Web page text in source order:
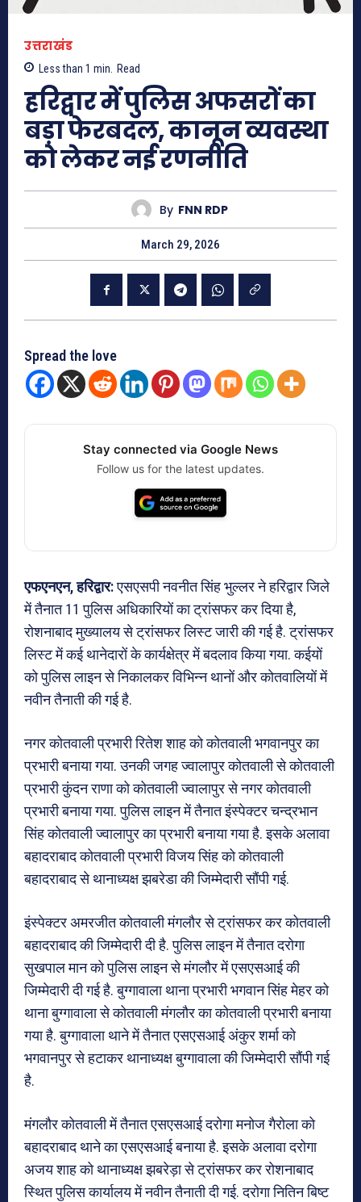
उत्तराखंड
Less than 1 min. Read
हरिद्वार में पुलिस अफसरों का
बड़ा फेरबदल, कानून व्यवस्था
को लेकर नई रणनीति
By FNN RDP
March 29, 2026
Spread the love
Stay connected via Google News
Follow us for the latest updates.
एफएनएन, हरिद्वार:एसएसपी नवनीत सिंह भुल्लर ने हरिद्वार जिले
में तैनात 11 पुलिस अधिकारियों का ट्रांसफर कर दिया है,
रोशनाबाद मुख्यालय से ट्रांसफर लिस्ट जारी की गई है. ट्रांसफर
लिस्ट में कई थानेदारों के कार्यक्षेत्र में बदलाव किया गया. कईयों
को पुलिस लाइन से निकालकर विभिन्न थानों और कोतवालियों में
नवीन तैनाती की गई है.
नगर कोतवाली प्रभारी रितेश शाह को कोतवाली भगवानपुर का
प्रभारी बनाया गया. उनकी जगह ज्वालापुर कोतवाली से कोतवाली
प्रभारी कुंदन राणा को कोतवाली ज्वालापुर से नगर कोतवाली
प्रभारी बनाया गया. पुलिस लाइन में तैनात इंस्पेक्टर चन्द्रभान
सिंह कोतवाली ज्वालापुर का प्रभारी बनाया गया है. इसके अलावा
बहादराबाद कोतवाली प्रभारी विजय सिंह को कोतवाली
बहादराबाद से थानाध्यक्ष झबरेडा की जिम्मेदारी सौंपी गई.
इंस्पेक्टर अमरजीत कोतवाली मंगलौर से ट्रांसफर कर कोतवाली
बहादराबाद की जिम्मेदारी दी है. पुलिस लाइन में तैनात दरोगा
सुखपाल मान को पुलिस लाइन से मंगलौर में एसएसआई की
जिम्मेदारी दी गई है. बुग्गावाला थाना प्रभारी भगवान सिंह मेहर को
थाना बुग्गावाला से कोतवाली मंगलौर का कोतवाली प्रभारी बनाया
गया है. बुग्गावाला थाने में तैनात एसएसआई अंकुर शर्मा को
भगवानपुर से हटाकर थानाध्यक्ष बुग्गावाला की जिम्मेदारी सौंपी गई
है.
मंगलौर कोतवाली में तैनात एसएसआई दरोगा मनोज गैरोला को
बहादराबाद थाने का एसएसआई बनाया है. इसके अलावा दरोगा
अजय शाह को थानाध्यक्ष झबरेड़ा से ट्रांसफर कर रोशनाबाद
स्थित पुलिस कार्यालय में नवीन तैनाती दी गई. दरोगा नितिन बिष्ट